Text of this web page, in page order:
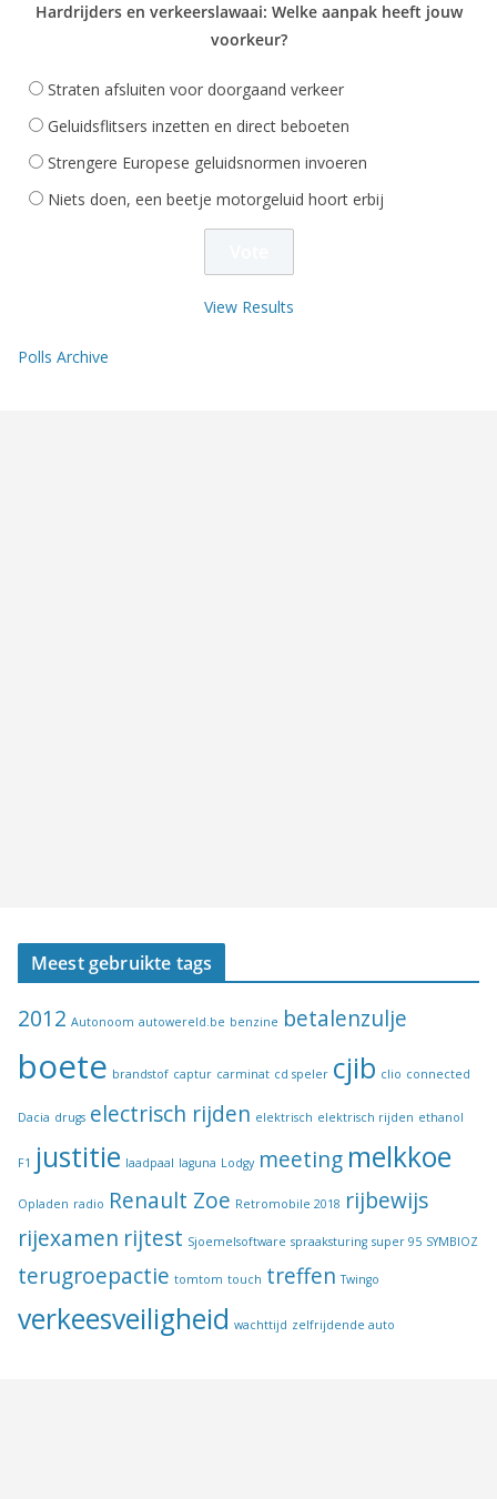
Hardrijders en verkeerslawaai: Welke aanpak heeft jouw
voorkeur?
Straten afsluiten voor doorgaand verkeer
Geluidsflitsers inzetten en direct beboeten
Strengere Europese geluidsnormen invoeren
Niets doen, een beetje motorgeluid hoort erbij
View Results
Polls Archive
Meest gebruikte tags
2012 Autonoom autowereld.be benzine betalenzulje
boete brandstof captur carminat cd speler cjib clio connected
Dacia drugs electrisch rijden elektrisch elektrisch rijden ethanol
F1 justitie laadpaal laguna Lodgy meeting melkkoe
Opladen radio Renault Zoe Retromobile 2018 rijbewijs
rijexamen rijtest Sjoemelsoftware spraaksturing super 95 SYMBIOZ
terugroepactie tomtom touch treffen Twingo
verkeesveiligheid wachttijd zelfrijdende auto